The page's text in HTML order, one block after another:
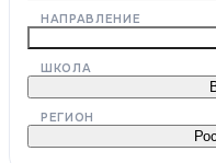
НАПРАВЛЕНИЕ
ШКОЛА
РЕГИОН